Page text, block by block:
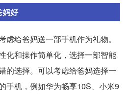
妈好
虑给爸妈送一部手机作为礼物。
化和操作简单化，选择一部智能
的选择。可以考虑给爸妈选择一
手机，例如华为畅享10S、小米9